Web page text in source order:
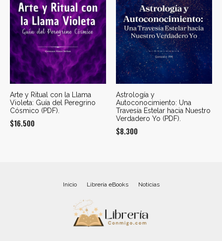
Arte y Ritual con la Llama
Violeta: Guía del Peregrino
Cósmico (PDF).
$16.500
Astrología y
Autoconocimiento: Una
Travesía Estelar hacia Nuestro
Verdadero Yo (PDF).
$8.300
Inicio Librería eBooks Noticias